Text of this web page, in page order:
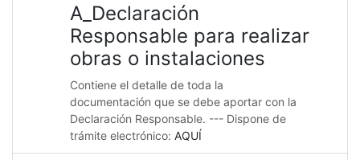
A_Declaración
Responsable para realizar
obras o instalaciones
Contiene el detalle de toda la
documentación que se debe aportar con la
Declaración Responsable. --- Dispone de
trámite electrónico: AQUÍ